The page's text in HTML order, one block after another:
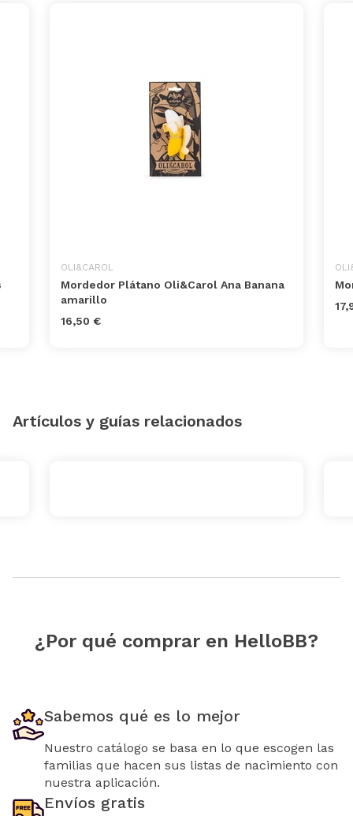
OLI&CAROL
Mordedor Plátano Oli&Carol Ana Banana
amarillo
16,50 €
Artículos y guías relacionados
¿Por qué comprar en HelloBB?
Sabemos qué es lo mejor
Nuestro catálogo se basa en lo que escogen las
familias que hacen sus listas de nacimiento con
nuestra aplicación.
Envíos gratis